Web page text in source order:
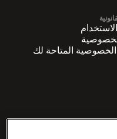
المتاحة لك